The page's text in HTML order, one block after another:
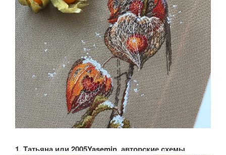
1. Татьяна или 2005Yasemin, авторские схемы